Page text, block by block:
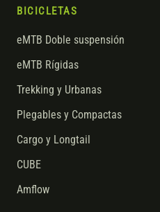
BICICLETAS
eMTB Doble suspensión
eMTB Rígidas
Trekking y Urbanas
Plegables y Compactas
Cargo y Longtail
CUBE
Amflow